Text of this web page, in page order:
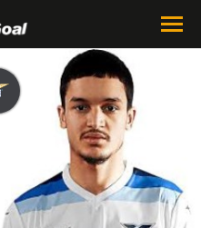
محتوى إخباري
الرئيسية
أخبار
مباريات